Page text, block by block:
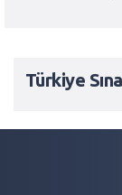
Türkiye